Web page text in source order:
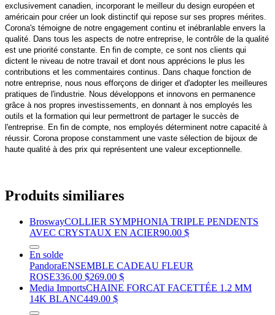
exclusivement canadien, incorporant le meilleur du design européen et
américain pour créer un look distinctif qui repose sur ses propres mérites.
Corona's témoigne de notre engagement continu et inébranlable envers la
qualité. Dans tous les aspects de notre entreprise, le contrôle de la qualité
est une priorité constante. En fin de compte, ce sont nos clients qui
dictent le niveau de notre travail et dont nous apprécions le plus les
contributions et les commentaires continus. Dans chaque fonction de
notre entreprise, nous nous efforçons de diriger et d'adopter les meilleures
pratiques de l'industrie. Nous développons et innovons en permanence
grâce à nos propres investissements, en donnant à nos employés les
outils et la formation qui leur permettront de partager le succès de
l'entreprise. En fin de compte, nos employés déterminent notre capacité à
réussir. Corona propose constamment une vaste sélection de bijoux de
haute qualité à des prix qui représentent une valeur exceptionnelle.
Produits similiares
BroswayCOLLIER SYMPHONIA TRIPLE PENDENTS
AVEC CRYSTAUX EN ACIER90.00 $
En solde
PandoraENSEMBLE CADEAU FLEUR
ROSE336.00 $269.00 $
Media ImportsCHAINE FORCAT FACETTÉE 1.2 MM
14K BLANC449.00 $